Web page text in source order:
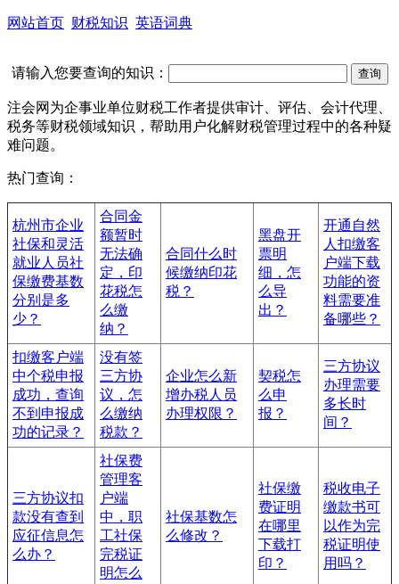
网站首页 财税知识 英语词典
请输入您要查询的知识：
注会网为企事业单位财税工作者提供审计、评估、会计代理、
税务等财税领域知识，帮助用户化解财税管理过程中的各种疑
难问题。
热门查询：
杭州市企业
社保和灵活
就业人员社
保缴费基数
分别是多
少？
合同金
额暂时
无法确
定，印
花税怎
么缴
纳？
合同什么时
候缴纳印花
税？
黑盘开
票明
细，怎
么导
出？
开通自然
人扣缴客
户端下载
功能的资
料需要准
备哪些？
扣缴客户端
中个税申报
成功，查询
不到申报成
功的记录？
没有签
三方协
议，怎
么缴纳
税款？
企业怎么新
增办税人员
办理权限？
契税怎
么申
报？
三方协议
办理需要
多长时
间？
三方协议扣
款没有查到
应征信息怎
么办？
社保费
管理客
户端
中，职
工社保
完税证
明怎么
社保基数怎
么修改？
社保缴
费证明
在哪里
下载打
印？
税收电子
缴款书可
以作为完
税证明使
用吗？